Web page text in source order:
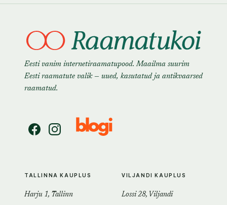
Eesti vanim internetiraamatupood. Maailma suurim
Eesti raamatute valik — uued, kasutatud ja antikvaarsed
raamatud.
TALLINNA KAUPLUS
Harju 1, Tallinn
VILJANDI KAUPLUS
Lossi 28, Viljandi